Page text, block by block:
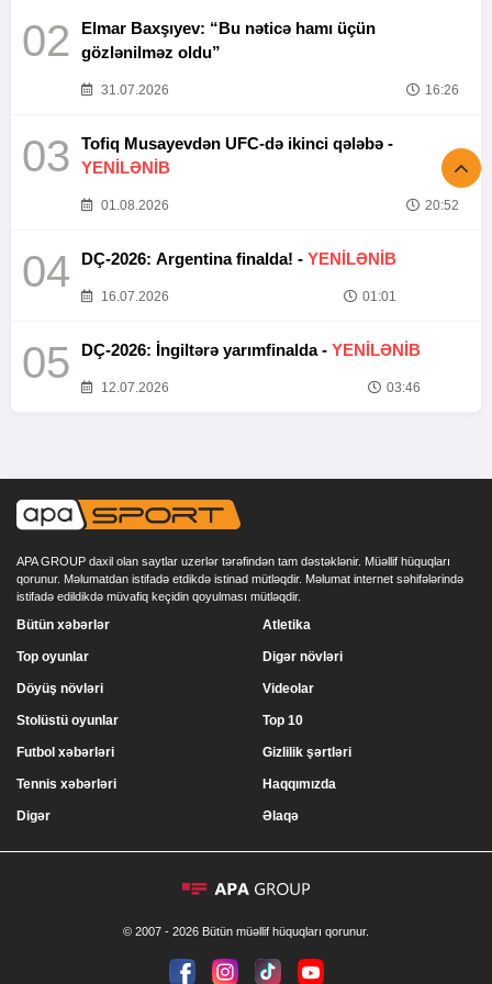
02
Elmar Baxşıyev: “Bu nəticə hamı üçün
gözlənilməz oldu”
31.07.2026 16:26
03
Tofiq Musayevdən UFC-də ikinci qələbə -
YENİLƏNİB
01.08.2026 20:52
04 DÇ-2026: Argentina finalda! - YENİLƏNİB
16.07.2026 01:01
05 DÇ-2026: İngiltərə yarımfinalda - YENİLƏNİB
12.07.2026 03:46
APA GROUP daxil olan saytlar uzerlər tərəfindən tam dəstəklənir. Müəllif hüquqları
qorunur. Məlumatdan istifadə etdikdə istinad mütləqdir. Məlumat internet səhifələrində
istifadə edildikdə müvafiq keçidin qoyulması mütləqdir.
Bütün xəbərlər
Top oyunlar
Döyüş növləri
Stolüstü oyunlar
Atletika
Digər növləri
Videolar
Top 10
Futbol xəbərləri
Tennis xəbərləri
Digər
Gizlilik şərtləri
Haqqımızda
Əlaqə
© 2007 - 2026 Bütün müəllif hüquqları qorunur.